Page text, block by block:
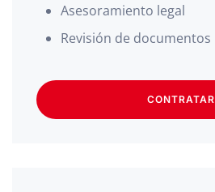
Asesoramiento legal
Revisión de documentos
CONTRATAR